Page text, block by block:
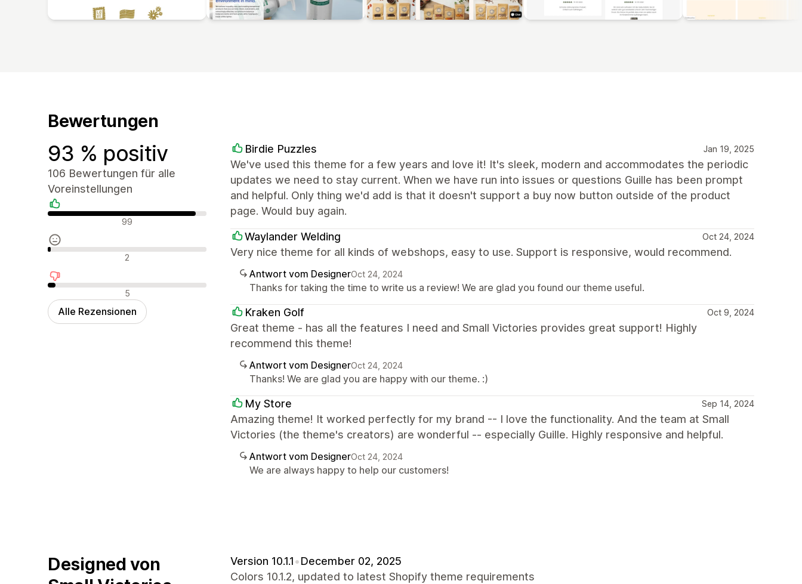
Bewertungen
93 % positiv
106 Bewertungen für alle
Voreinstellungen
Positive Bewertungen
99
Neutrale Bewertungen
2
Negative Bewertungen
5
Alle Rezensionen
Birdie Puzzles Jan 19, 2025
We've used this theme for a few years and love it! It's sleek, modern and accommodates the periodic
updates we need to stay current. When we have run into issues or questions Guille has been prompt
and helpful. Only thing we'd add is that it doesn't support a buy now button outside of the product
page. Would buy again.
Waylander Welding Oct 24, 2024
Very nice theme for all kinds of webshops, easy to use. Support is responsive, would recommend.
Antwort vom DesignerOct 24, 2024
Thanks for taking the time to write us a review! We are glad you found our theme useful.
Kraken Golf Oct 9, 2024
Great theme - has all the features I need and Small Victories provides great support! Highly
recommend this theme!
Antwort vom DesignerOct 24, 2024
Thanks! We are glad you are happy with our theme. :)
My Store Sep 14, 2024
Amazing theme! It worked perfectly for my brand -- I love the functionality. And the team at Small
Victories (the theme's creators) are wonderful -- especially Guille. Highly responsive and helpful.
Antwort vom DesignerOct 24, 2024
We are always happy to help our customers!
Designed von
Version 10.1.1•December 02, 2025
Colors 10.1.2, updated to latest Shopify theme requirements